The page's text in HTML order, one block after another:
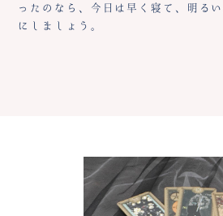
ったのなら、今日は早く寝て、明る
にしましょう。